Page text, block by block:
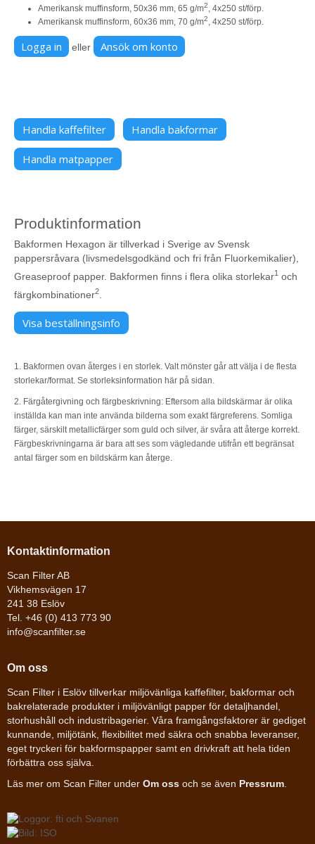
Amerikansk muffinsform, 50x36 mm, 65 g/m2
, 4x250 st/förp.
Amerikansk muffinsform, 60x36 mm, 70 g/m2 , 4x250 st/förp.
Logga in eller Ansök om konto
Handla kaffefilter Handla bakformar
Handla matpapper
Produktinformation
Bakformen Hexagon är tillverkad i Sverige av Svensk
pappersråvara (livsmedelsgodkänd och fri från Fluorkemikalier),
Greaseproof papper. Bakformen finns i flera olika storlekar1 och
färgkombinationer2
Visa beställningsinfo
1. Bakformen ovan återges i en storlek. Valt mönster går att välja i de flesta
storlekar/format. Se storleksinformation här på sidan.
2. Färgåtergivning och färgbeskrivning: Eftersom alla bildskärmar är olika
inställda kan man inte använda bilderna som exakt färgreferens. Somliga
färger, särskilt metallicfärger som guld och silver, är svåra att återge korrekt.
Färgbeskrivningarna är bara att ses som vägledande utifrån ett begränsat
antal färger som en bildskärm kan återge.
Kontaktinformation
Scan Filter AB
Vikhemsvägen 17
241 38 Eslöv
Tel. +46 (0) 413 773 90
info@scanfilter.se
Om oss
Scan Filter i Eslöv tillverkar miljövänliga kaffefilter, bakformar och
bakrelaterade produkter i miljövänligt papper för detaljhandel,
storhushåll och industribagerier. Våra framgångsfaktorer är gediget
kunnande, miljötänk, flexibilitet med säkra och snabba leveranser,
eget tryckeri för bakformspapper samt en drivkraft att hela tiden
förbättra oss själva.
Läs mer om Scan Filter under Om oss och se även Pressrum.